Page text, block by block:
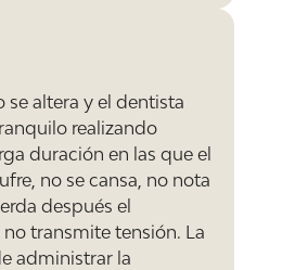
se altera y el dentista
realizando
duración en las que el
no se cansa, no nota
después el
transmite tensión. La
administrar la